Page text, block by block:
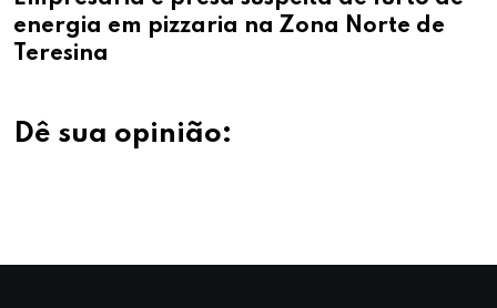
energia em pizzaria na Zona Norte de
Teresina
Dê sua opinião: